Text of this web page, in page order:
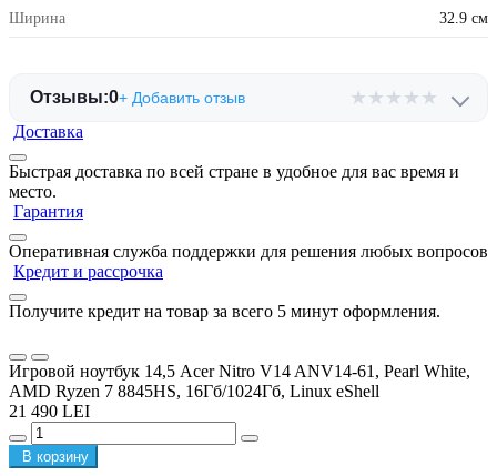
Ширина 32.9 см
Отзывы:0+ Добавить отзыв ★ ★ ★ ★ ★
Доставка
Быстрая доставка по всей стране в удобное для вас время и
место.
Гарантия
Оперативная служба поддержки для решения любых вопросов
Кредит и рассрочка
Получите кредит на товар за всего 5 минут оформления.
Игровой ноутбук 14,5 Acer Nitro V14 ANV14-61, Pearl White,
AMD Ryzen 7 8845HS, 16Гб/1024Гб, Linux eShell
21 490 LEI
В корзину